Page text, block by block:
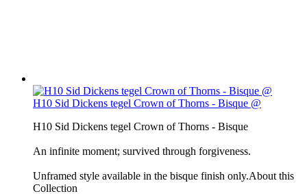
H10 Sid Dickens tegel Crown of Thorns - Bisque @
H10 Sid Dickens tegel Crown of Thorns - Bisque
An infinite moment; survived through forgiveness.
Unframed style available in the bisque finish only.About this
Collection